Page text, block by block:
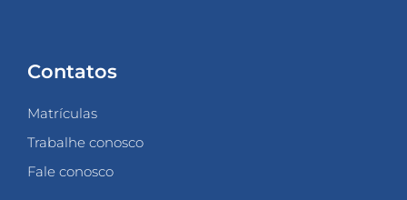
Contatos
Matrículas
Trabalhe conosco
Fale conosco